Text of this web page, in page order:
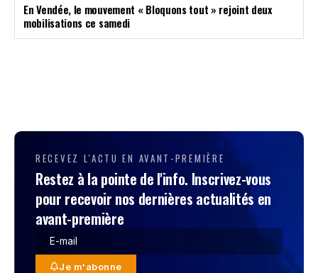
En Vendée, le mouvement « Bloquons tout » rejoint deux
mobilisations ce samedi
RECEVEZ L'ACTU EN AVANT-PREMIÈRE
Restez à la pointe de l'info. Inscrivez-vous
pour recevoir nos dernières actualités en
avant-première
Je m'abonne